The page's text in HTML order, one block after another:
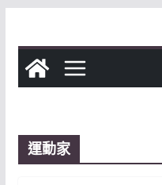
content
運動家